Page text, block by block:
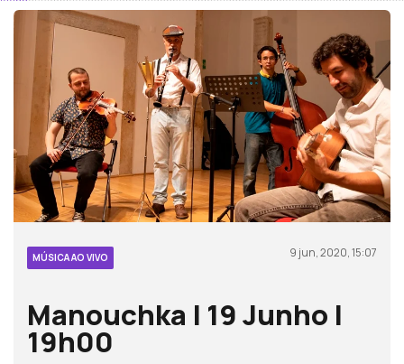
MÚSICA AO VIVO 9 jun, 2020, 15:07
Manouchka | 19 Junho |
19h00